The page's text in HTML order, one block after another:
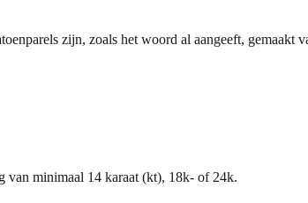
zijn, zoals het woord al aangeeft,
van minimaal 14 karaat (kt), 18k- of 24k.